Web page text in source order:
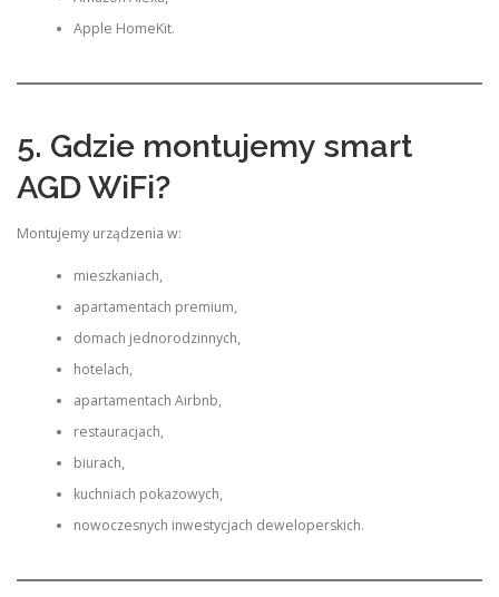
Apple HomeKit.
5. Gdzie montujemy smart
AGD WiFi?
Montujemy urządzenia w:
mieszkaniach,
apartamentach premium,
domach jednorodzinnych,
hotelach,
apartamentach Airbnb,
restauracjach,
biurach,
kuchniach pokazowych,
nowoczesnych inwestycjach deweloperskich.